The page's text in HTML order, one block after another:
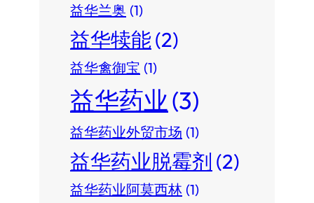
益华兰奥 (1)
益华犊能(2)
益华禽御宝 (1)
益华药业(3)
益华药业外贸市场 (1)
益华药业脱霉剂 (2)
益华药业阿莫西林 (1)